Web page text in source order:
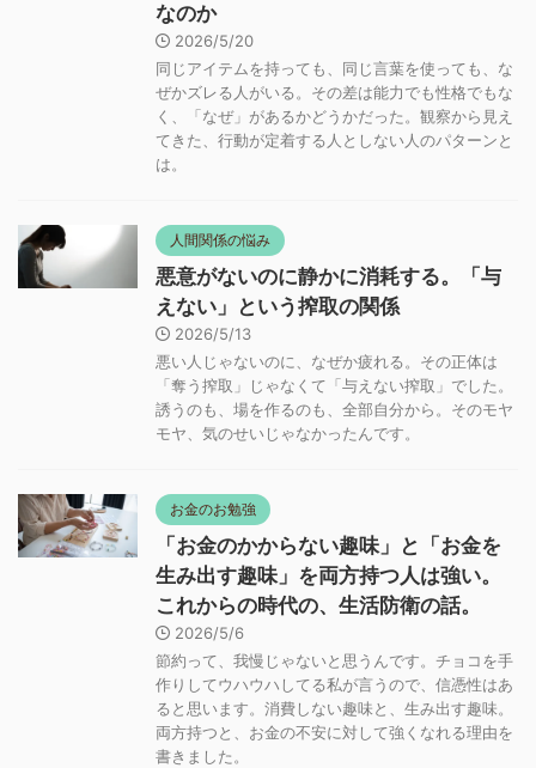
なのか
2026/5/20
同じアイテムを持っても、同じ言葉を使っても、な
ぜかズレる人がいる。その差は能力でも性格でもな
く、「なぜ」があるかどうかだった。観察から見え
てきた、行動が定着する人としない人のパターンと
は。
人間関係の悩み
悪意がないのに静かに消耗する。「与
えない」という搾取の関係
2026/5/13
悪い人じゃないのに、なぜか疲れる。その正体は
「奪う搾取」じゃなくて「与えない搾取」でした。
誘うのも、場を作るのも、全部自分から。そのモヤ
モヤ、気のせいじゃなかったんです。
お金のお勉強
「お金のかからない趣味」と「お金を
生み出す趣味」を両方持つ人は強い。
これからの時代の、生活防衛の話。
2026/5/6
節約って、我慢じゃないと思うんです。チョコを手
作りしてウハウハしてる私が言うので、信憑性はあ
ると思います。消費しない趣味と、生み出す趣味。
両方持つと、お金の不安に対して強くなれる理由を
書きました。